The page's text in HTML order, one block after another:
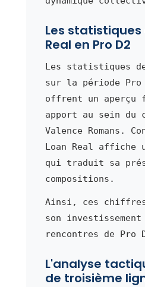
Les statistiques
Real en Pro D2
Les statistiques
sur la période Pro
offrent un aperçu
apport au sein
Valence Romans.
Loan Real affiche
qui traduit sa
compositions.
Ainsi, ces
son
rencontres de Pro
L'analyse
de troisième